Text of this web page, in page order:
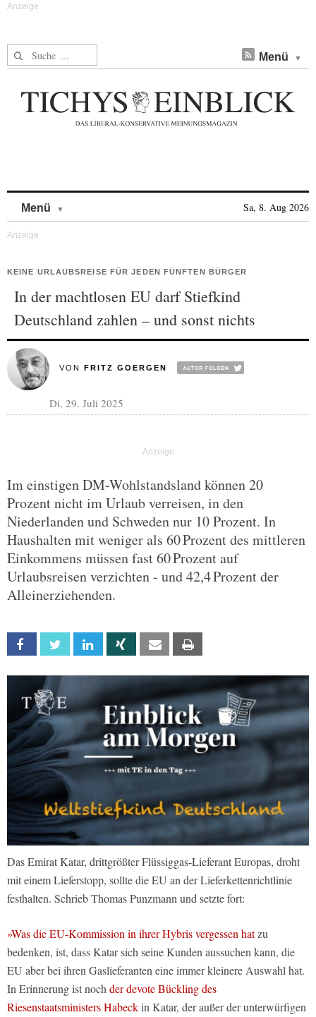
Suche nach: Menü
Menü Sa, 8. Aug 2026
KEINE URLAUBSREISE FÜR JEDEN FÜNFTEN BÜRGER
In der machtlosen EU darf Stiefkind
Deutschland zahlen – und sonst nichts
VON FRITZ GOERGEN
Di, 29. Juli 2025
Im einstigen DM-Wohlstandsland können 20
Prozent nicht im Urlaub verreisen, in den
Niederlanden und Schweden nur 10 Prozent. In
Haushalten mit weniger als 60 Prozent des mittleren
Einkommens müssen fast 60 Prozent auf
Urlaubsreisen verzichten - und 42,4 Prozent der
Alleinerziehenden.
Facebook Twitter Linkedin Xing Email
Das Emirat Katar, drittgrößter Flüssiggas-Lieferant Europas, droht
mit einem Lieferstopp, sollte die EU an der Lieferkettenrichtlinie
festhalten. Schrieb Thomas Punzmann und setzte fort:
»Was die EU-Kommission in ihrer Hybris vergessen hatzu
bedenken, ist, dass Katar sich seine Kunden aussuchen kann, die
EU aber bei ihren Gaslieferanten eine immer kleinere Auswahl hat.
In Erinnerung ist noch der devote Bückling des
Riesenstaatsministers Habeckin Katar, der außer der unterwürfigen